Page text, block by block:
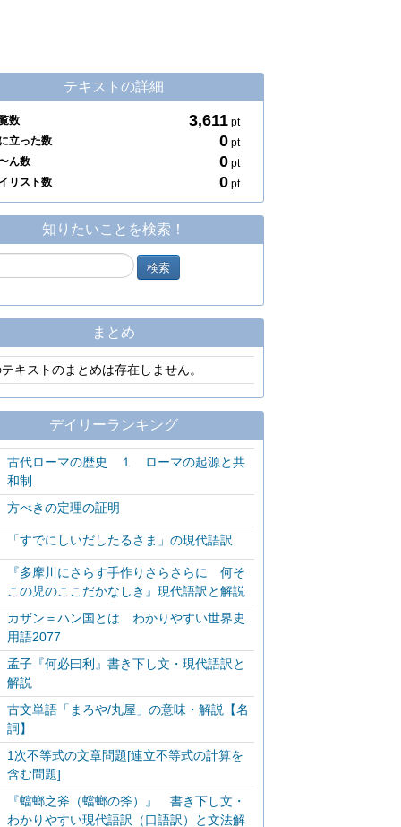
テキストの詳細
数 3,611 pt
立った数
0 pt
ん数
0 pt
リスト数
0 pt
知りたいことを検索！
まとめ
テキストのまとめは存在しません。
デイリーランキング
古代ローマの歴史 １ ローマの起源と共
和制
方べきの定理の証明
「すでにしいだしたるさま」の現代語訳
『多摩川にさらす手作りさらさらに 何そ
この児のここだかなしき』現代語訳と解説
カザン＝ハン国とは わかりやすい世界史
用語2077
孟子『何必曰利』書き下し文・現代語訳と
解説
古文単語「まろや/丸屋」の意味・解説【名
詞】
1次不等式の文章問題[連立不等式の計算を
含む問題]
『蟷螂之斧（蟷螂の斧）』 書き下し文・
わかりやすい現代語訳（口語訳）と文法解